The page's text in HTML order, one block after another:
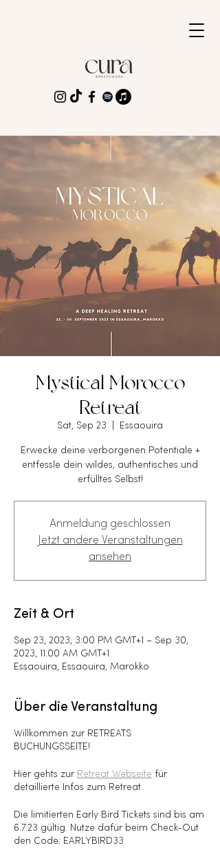
Mystical Morocco
Retreat
Sat, Sep 23 Essaouira
Erwecke deine verborgenen Potentiale +
entfessle dein wildes, authentisches und
erfülltes Selbst!
Anmeldung geschlossen
Jetzt andere Veranstaltungen
ansehen
Zeit & Ort
Sep 23, 2023, 3:00 PM GMT+1 – Sep 30,
2023, 11:00 AM GMT+1
Essaouira, Essaouira, Marokko
Über die Veranstaltung
Willkommen zur RETREATS
BUCHUNGSSEITE!
Hier gehts zur Retreat Webseite für
detaillierte Infos zum Retreat.
Die limitierten Early Bird Tickets sind bis am
6.7.23 gültig. Nutze dafür beim Check-Out
den Code: EARLYBIRD33